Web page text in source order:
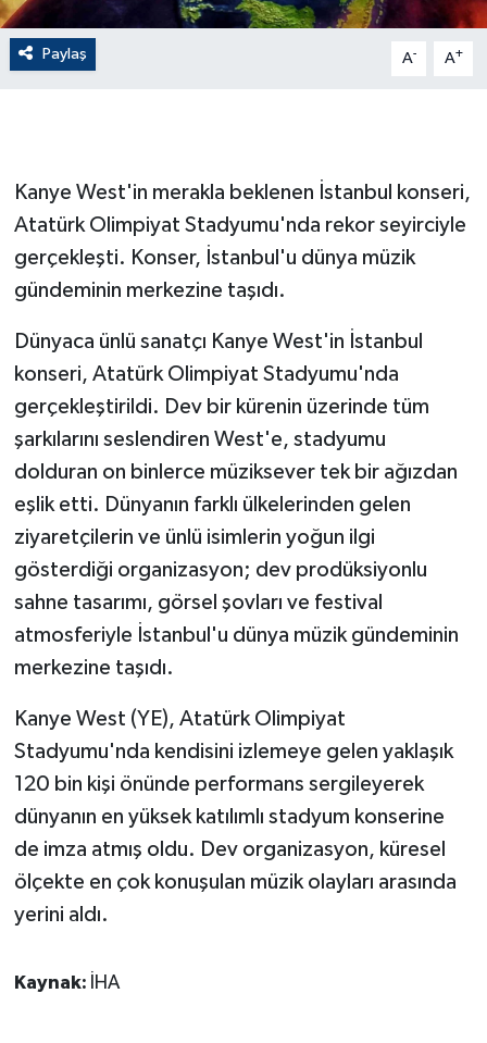
Paylaş A- A+
Kanye West'in merakla beklenen İstanbul konseri,
Atatürk Olimpiyat Stadyumu'nda rekor seyirciyle
gerçekleşti. Konser, İstanbul'u dünya müzik
gündeminin merkezine taşıdı.
Dünyaca ünlü sanatçı Kanye West'in İstanbul
konseri, Atatürk Olimpiyat Stadyumu'nda
gerçekleştirildi. Dev bir kürenin üzerinde tüm
şarkılarını seslendiren West'e, stadyumu
dolduran on binlerce müziksever tek bir ağızdan
eşlik etti. Dünyanın farklı ülkelerinden gelen
ziyaretçilerin ve ünlü isimlerin yoğun ilgi
gösterdiği organizasyon; dev prodüksiyonlu
sahne tasarımı, görsel şovları ve festival
atmosferiyle İstanbul'u dünya müzik gündeminin
merkezine taşıdı.
Kanye West (YE), Atatürk Olimpiyat
Stadyumu'nda kendisini izlemeye gelen yaklaşık
120 bin kişi önünde performans sergileyerek
dünyanın en yüksek katılımlı stadyum konserine
de imza atmış oldu. Dev organizasyon, küresel
ölçekte en çok konuşulan müzik olayları arasında
yerini aldı.
Kaynak: İHA
Flaş Haber
GENEL
Güvenlik
HABERDE İNSAN
İNSAN
İş Dünyası
Jandarma
Kadın
KÜLTÜR SANAT
Otomobil
POLİTİKA
Sağlık
SİYASET